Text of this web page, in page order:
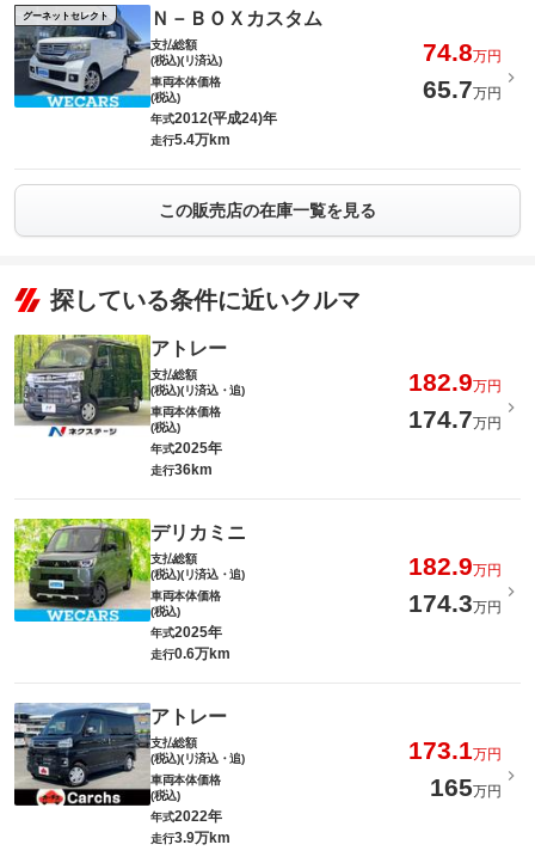
グーネットセレクト Ｎ－ＢＯＸカスタム
支払総額
(税込)(リ済込)
74.8万円
車両本体価格
(税込)
65.7万円
年式2012(平成24)年
走行5.4万km
この販売店の在庫一覧を見る
探している条件に近いクルマ
アトレー
支払総額
(税込)(リ済込・追)
182.9万円
車両本体価格
(税込)
174.7万円
年式2025年
走行36km
デリカミニ
支払総額
(税込)(リ済込・追)
182.9万円
車両本体価格
(税込)
174.3万円
年式2025年
走行0.6万km
アトレー
支払総額
(税込)(リ済込・追)
173.1万円
車両本体価格
(税込)
165万円
年式2022年
走行3.9万km